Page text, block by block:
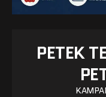
PETEK